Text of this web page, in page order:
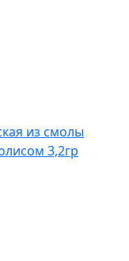
из смолы
3,2гр